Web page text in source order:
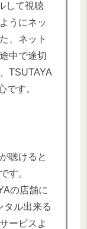
して視聴
うにネッ
、ネット
中で途切
TSUTAYA
です。
聴けると
す。
の店舗に
タル出来る
ービスよ